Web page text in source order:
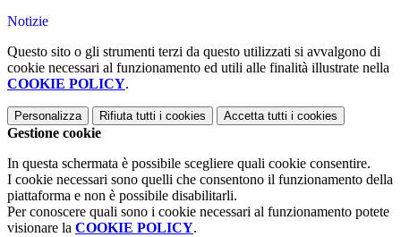
Notizie
Questo sito o gli strumenti terzi da questo utilizzati si avvalgono di
cookie necessari al funzionamento ed utili alle finalità illustrate nella
COOKIE POLICY.
Personalizza Rifiuta tutti i cookies Accetta tutti i cookies
Gestione cookie
In questa schermata è possibile scegliere quali cookie consentire.
I cookie necessari sono quelli che consentono il funzionamento della
piattaforma e non è possibile disabilitarli.
Per conoscere quali sono i cookie necessari al funzionamento potete
visionare la COOKIE POLICY.